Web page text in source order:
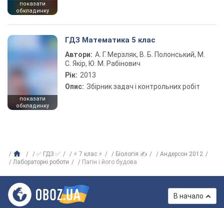
показати
обкладинку
показати
обкладинку
ГДЗ Математика 5 клас
Автори: А. Г. Мерзляк, В. Б. Полонський, М.
С. Якір, Ю. М. Рабінович
Рік: 2013
Опис: Збірник задач і контрольних робіт
✅ ГДЗ ✅ ⚡ 7 клас ⚡ Біологія ✍
Андерсон 2012
Лабораторні роботи
Пагін і його будова
В начало